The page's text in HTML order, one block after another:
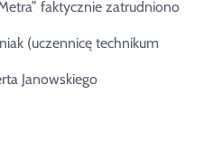
faktycznie zatrudniono
(uczennicę technikum
Janowskiego